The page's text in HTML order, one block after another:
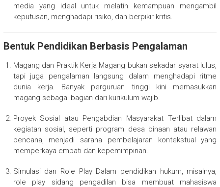
media yang ideal untuk melatih kemampuan mengambil
keputusan, menghadapi risiko, dan berpikir kritis.
Bentuk Pendidikan Berbasis Pengalaman
Magang dan Praktik Kerja Magang bukan sekadar syarat lulus,
tapi juga pengalaman langsung dalam menghadapi ritme
dunia kerja. Banyak perguruan tinggi kini memasukkan
magang sebagai bagian dari kurikulum wajib.
Proyek Sosial atau Pengabdian Masyarakat Terlibat dalam
kegiatan sosial, seperti program desa binaan atau relawan
bencana, menjadi sarana pembelajaran kontekstual yang
memperkaya empati dan kepemimpinan.
Simulasi dan Role Play Dalam pendidikan hukum, misalnya,
role play sidang pengadilan bisa membuat mahasiswa